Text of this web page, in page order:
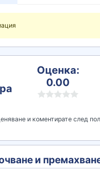
Оценка:
0.00
и коментирате след
и